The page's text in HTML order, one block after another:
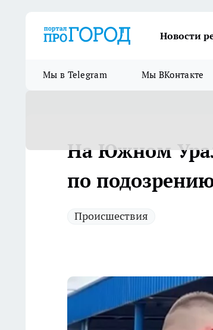
Новости
Мы в Telegram Мы ВКонтакте
На Южном
по
Происшествия